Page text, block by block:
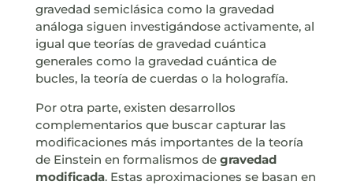
gravedad semiclásica como la gravedad
análoga siguen investigándose activamente, al
igual que teorías de gravedad cuántica
generales como la gravedad cuántica de
bucles, la teoría de cuerdas o la holografía.
Por otra parte, existen desarrollos
complementarios que buscar capturar las
modificaciones más importantes de la teoría
de Einstein en formalismos de gravedad
modificada. Estas aproximaciones se basan en